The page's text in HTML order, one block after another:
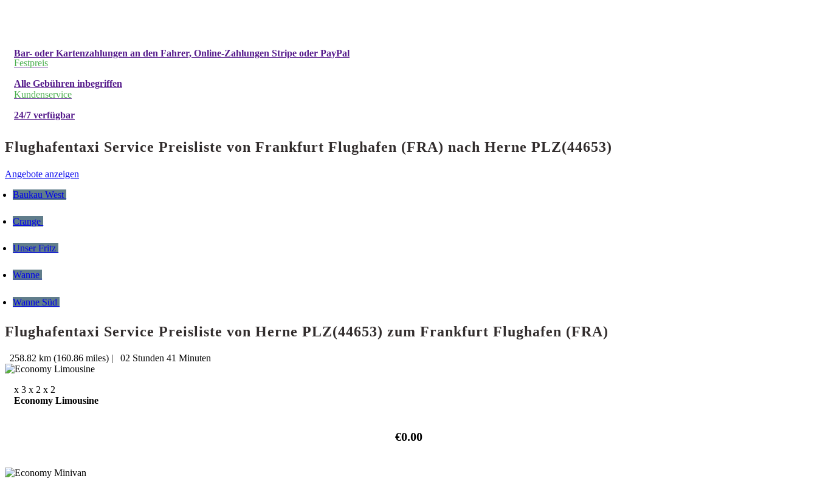
Bar- oder Kartenzahlungen an den Fahrer, Online-Zahlungen Stripe oder PayPal
Festpreis
Alle Gebühren inbegriffen
Kundenservice
24/7 verfügbar
Flughafentaxi Service Preisliste von Frankfurt Flughafen (FRA) nach Herne PLZ(44653)
Angebote anzeigen
Baukau West
Crange
Unser Fritz
Wanne
Wanne Süd
Flughafentaxi Service Preisliste von Herne PLZ(44653) zum Frankfurt Flughafen (FRA)
258.82 km (160.86 miles) | 02 Stunden 41 Minuten
x 3 x 2 x 2
Economy Limousine
€0.00